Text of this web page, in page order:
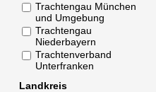
Trachtengau München
und Umgebung
Trachtengau
Niederbayern
Trachtenverband
Unterfranken
Landkreis